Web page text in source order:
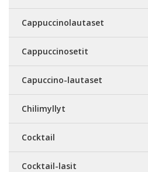
Cappuccinolautaset
Cappuccinosetit
Capuccino-lautaset
Chilimyllyt
Cocktail
Cocktail-lasit